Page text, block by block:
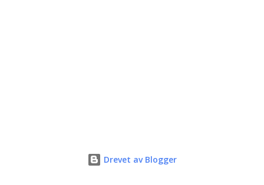
Drevet av Blogger